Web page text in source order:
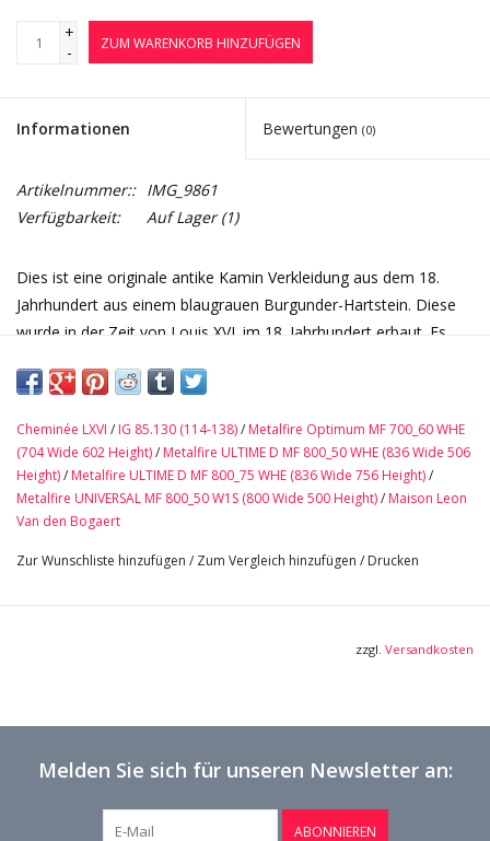
+
-
ZUM WARENKORB HINZUFÜGEN
Informationen Bewertungen (0)
Artikelnummer:: IMG_9861
Verfügbarkeit:
Auf Lager(1)
Dies ist eine originale antike Kamin Verkleidung aus dem 18.
Jahrhundert aus einem blaugrauen Burgunder-Hartstein. Diese
wurde in der Zeit von Louis XVI. im 18. Jahrhundert erbaut. Es
florale Details auf der Vorderseite.
159 cm Außenbreite 62,6 Inch
108 cm Außenhöhe 42,52 Inch
138 cm Innenbreite 54,33 Inch
91 cm Innenhöhe 35,83 Inch
29 cm Tiefe Regal 11,42 Inch
Cheminée LXVI / IG 85.130 (114-138)/ Metalfire Optimum MF 700_60 WHE
(704 Wide 602 Height)/ Metalfire ULTIME D MF 800_50 WHE (836 Wide 506
Height)/ Metalfire ULTIME D MF 800_75 WHE (836 Wide 756 Height)/
Metalfire UNIVERSAL MF 800_50 W1S (800 Wide 500 Height)/ Maison Leon
Van den Bogaert
Zur Wunschliste hinzufügen / Zum Vergleich hinzufügen / Drucken
zzgl. Versandkosten
Melden Sie sich für unseren Newsletter an:
ABONNIEREN